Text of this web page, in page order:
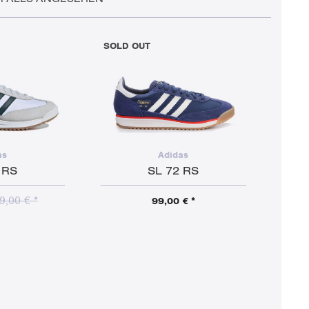
€ *
SOLD OUT
Adidas
SL 72 RS
99,00 € *